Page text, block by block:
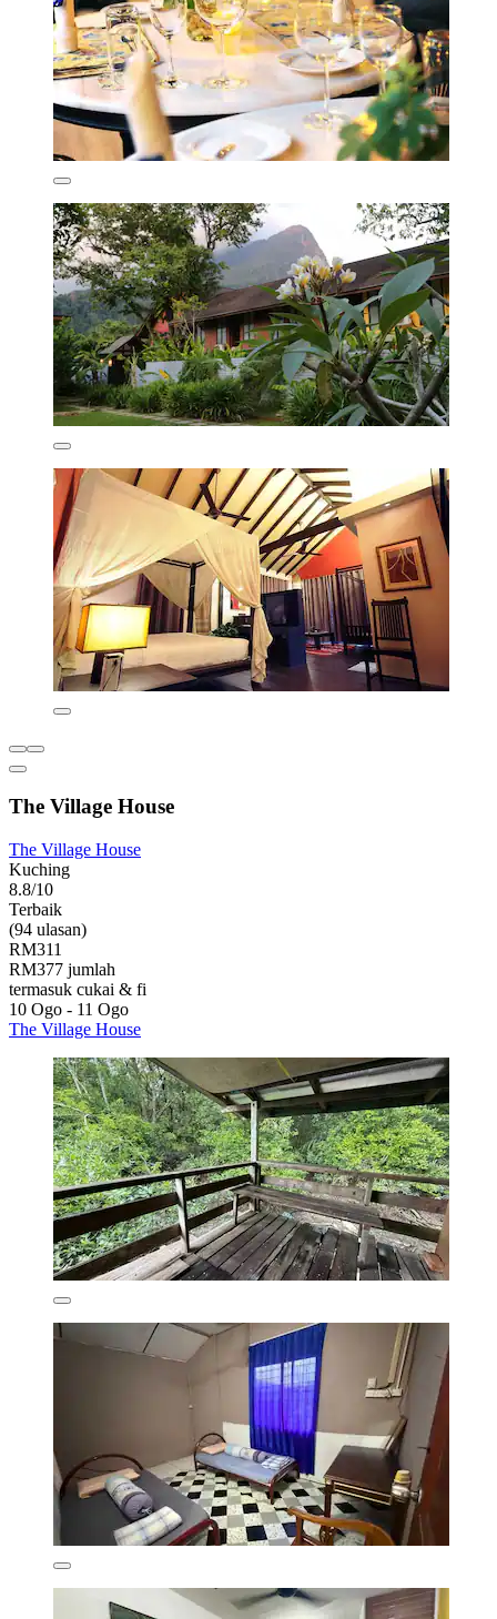
The Village House
The Village House
Kuching
8.8/10
Terbaik
(94 ulasan)
RM311
RM377 jumlah
termasuk cukai & fi
10 Ogo - 11 Ogo
The Village House